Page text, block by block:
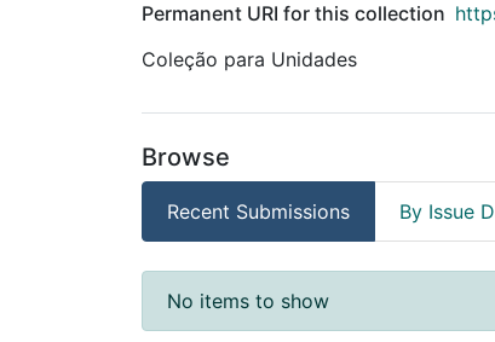
Permanent URI for this collection
Coleção para Unidades
Browse
Recent Submissions By Issue
Recent Submissions
No items to show